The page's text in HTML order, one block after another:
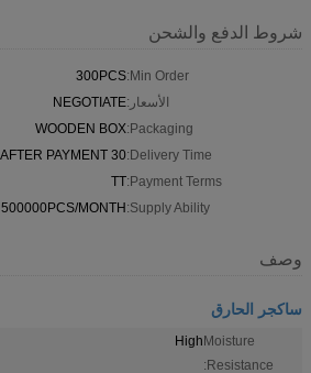
شروط الدفع والشحن
Min Order:
300PCS
الأسعار:NEGOTIATE
Packaging:
WOODEN BOX
Delivery Time:
30 DAYS AFTER PAYMENT
Payment Terms:
TT
Supply Ability:
500000PCS/MONTH
وصف
ساكجر الحارق
Moisture
Resistance:
High